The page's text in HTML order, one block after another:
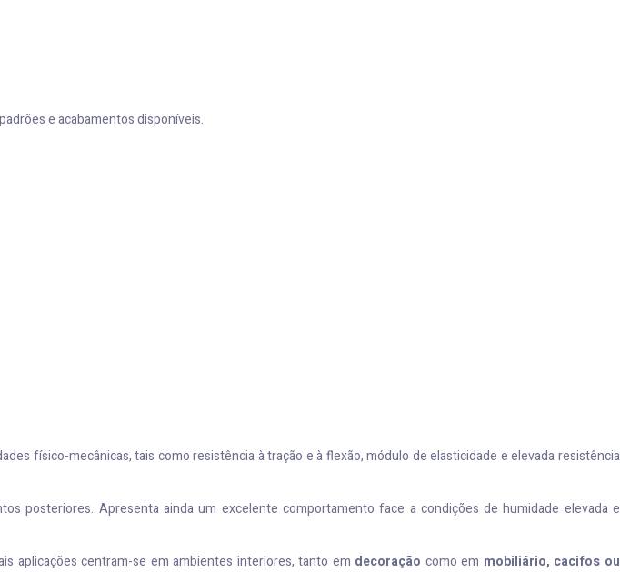
e acabamentos disponíveis.
físico-mecânicas, tais como resistência à tração e à flexão, módulo de elasticidade e elevada resistência
posteriores. Apresenta ainda um excelente comportamento face a condições de humidade elevada e
aplicações centram-se em ambientes interiores, tanto em decoração como em mobiliário, cacifos ou